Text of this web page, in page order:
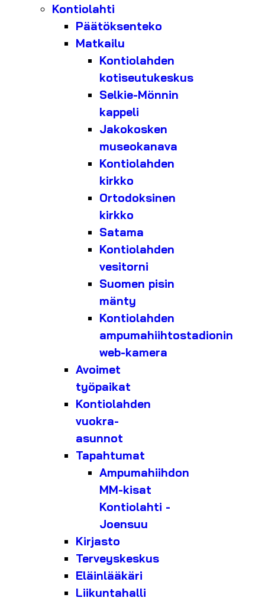
Kontiolahti
Päätöksenteko
Matkailu
Kontiolahden
kotiseutukeskus
Selkie-Mönnin
kappeli
Jakokosken
museokanava
Kontiolahden
kirkko
Ortodoksinen
kirkko
Satama
Kontiolahden
vesitorni
Suomen pisin
mänty
Kontiolahden
ampumahiihtostadionin
web-kamera
Avoimet
työpaikat
Kontiolahden
vuokra-
asunnot
Tapahtumat
Ampumahiihdon
MM-kisat
Kontiolahti -
Joensuu
Kirjasto
Terveyskeskus
Eläinlääkäri
Liikuntahalli